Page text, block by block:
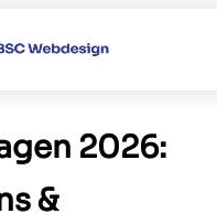
2026:
&